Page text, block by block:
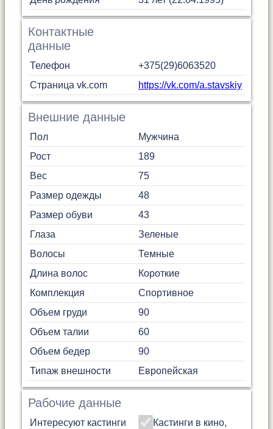
Контактные
данные
Телефон
+375(29)6063520
Страница vk.com
https://vk.com/a.stavskiy
Внешние данные
Пол
Мужчина
Рост
189
Вес
75
Размер одежды
48
Размер обуви
43
Глаза
Зеленые
Волосы
Темные
Длина волос
Короткие
Комплекция
Спортивное
Объем груди
90
Объем талии
60
Объем бедер
90
Типаж внешности
Европейская
Рабочие данные
Интересуют кастинги
Кастинги в кино,